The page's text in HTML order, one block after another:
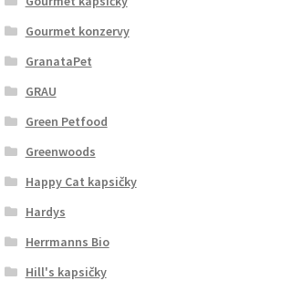
Gourmet konzervy
GranataPet
GRAU
Green Petfood
Greenwoods
Happy Cat kapsičky
Hardys
Herrmanns Bio
Hill's kapsičky